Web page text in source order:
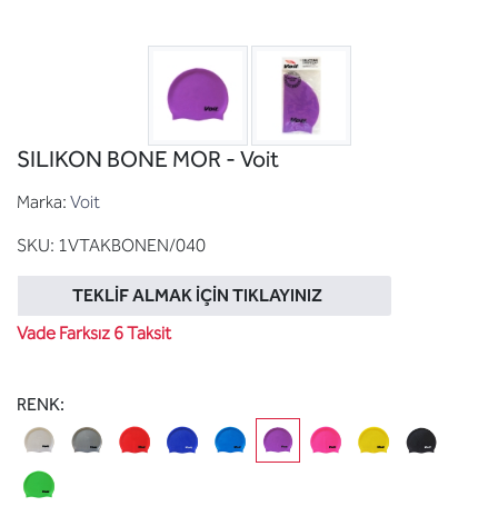
SILIKON BONE MOR - Voit
Marka: Voit
SKU: 1VTAKBONEN/040
TEKLIF ALMAK İÇIN TIKLAYINIZ
Vade Farksız 6 Taksit
RENK: